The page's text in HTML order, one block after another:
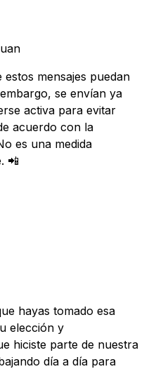
estos mensajes puedan
se envían ya
activa para evitar
acuerdo con la
es una medida
📲
hayas tomado esa
elección y
hiciste parte de nuestra
día a día para